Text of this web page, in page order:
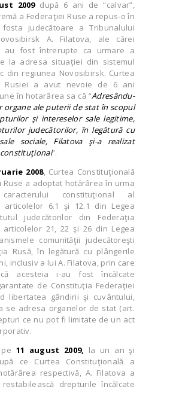
2009după 6 ani de “calvar”,
a Federaţiei Ruse a repus-o în
judecătoare a Tribunalului
A. Filatova, ale cărei
au fost întrerupte ca urmare a
la adresa situaţiei din sistemul
din regiunea Novosibirsk. Curtea
Rusiei a avut nevoie de 6 ani
în hotarârea sa că “Adresându-
organe ale puterii de stat în scopul
şi intereselor sale legitime,
judecătorilor, în legătură cu
sociale, Filatova şi-a realizat
”.
2008, Curtea Constituţională
Ruse a adoptat hotărârea în urma
constituţional al
articolelor 6.1 şi 12.1 din Legea
judecătorilor din Federaţia
articolelor 21, 22 şi 26 din Legea
comunităţii judecătoreşti
Rusă, în legătură cu plângerile
inclusiv a lui A. Filatova, prin care
acesteia i-au fost încălcate
de Constituţia Federaţiei
libertatea gândirii şi cuvântului,
se adresa organelor de stat (art.
ce nu pot fi limitate de un act
11 august 2009, la un an şi
ce Curtea Constituţională a
respectivă, A. Filatova a
drepturile încălcate